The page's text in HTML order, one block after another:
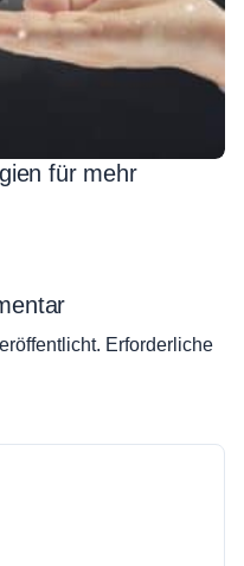
für mehr
Erforderliche